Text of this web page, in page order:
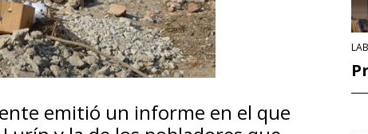
emitió un informe en el que